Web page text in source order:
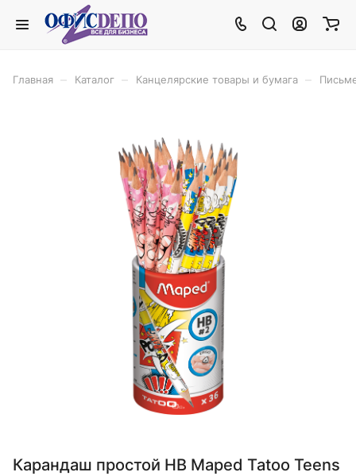
Главная Каталог Канцелярские товары и бумага
Карандаш простой HB Maped Tatoo Teens